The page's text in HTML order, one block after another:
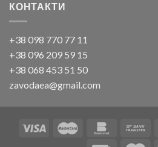
КОНТАКТИ
+38 098 770 77 11
+38 096 209 59 15
+38 068 453 51 50
zavodaea@gmail.com